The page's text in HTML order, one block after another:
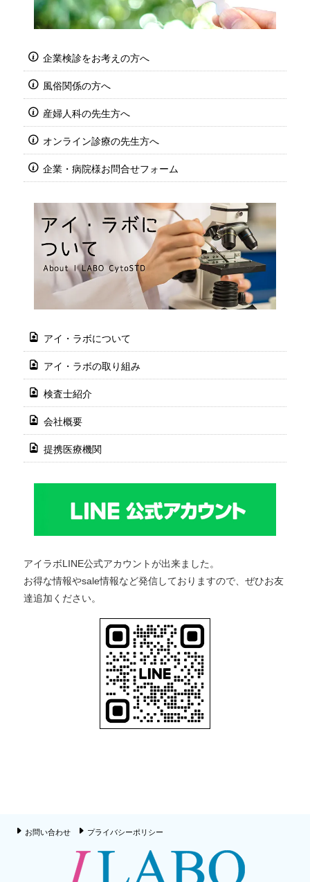
企業検診をお考えの方へ
風俗関係の方へ
産婦人科の先生方へ
オンライン診療の先生方へ
企業・病院様お問合せフォーム
アイ・ラボについて
アイ・ラボの取り組み
検査士紹介
会社概要
提携医療機関
アイラボLINE公式アカウントが出来ました。
お得な情報やsale情報など発信しておりますので、ぜひお友
達追加ください。
お問い合わせ プライバシーポリシー